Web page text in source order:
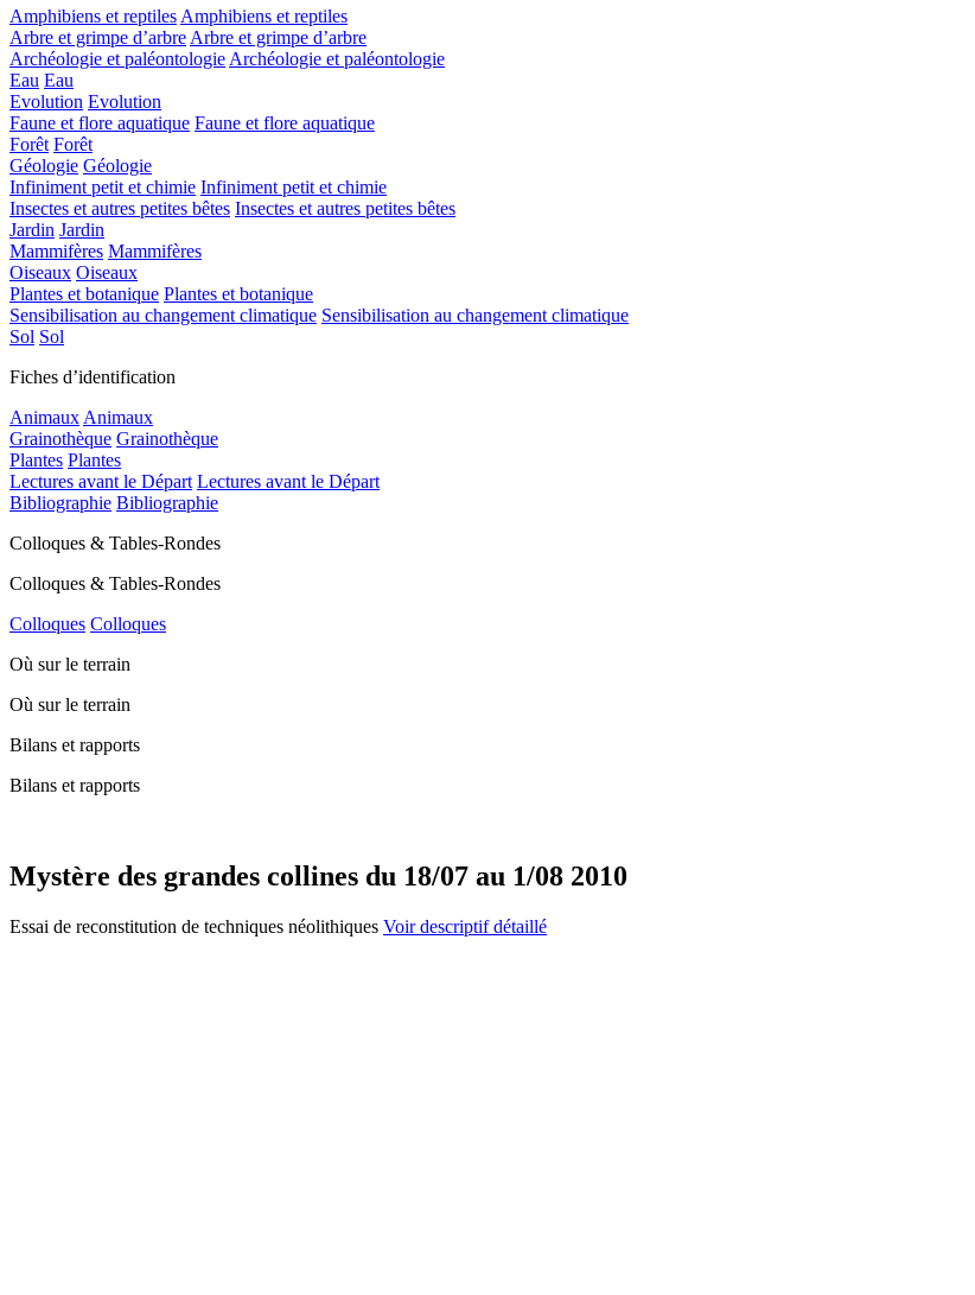
Amphibiens et reptiles Amphibiens et reptiles
Arbre et grimpe d’arbre Arbre et grimpe d’arbre
Archéologie et paléontologie Archéologie et paléontologie
Eau Eau
Evolution Evolution
Faune et flore aquatique Faune et flore aquatique
Forêt Forêt
Géologie Géologie
Infiniment petit et chimie Infiniment petit et chimie
Insectes et autres petites bêtes Insectes et autres petites bêtes
Jardin Jardin
Mammifères Mammifères
Oiseaux Oiseaux
Plantes et botanique Plantes et botanique
Sensibilisation au changement climatique Sensibilisation au changement climatique
Sol Sol
Fiches d’identification
Animaux Animaux
Grainothèque Grainothèque
Plantes Plantes
Lectures avant le Départ Lectures avant le Départ
Bibliographie Bibliographie
Colloques & Tables-Rondes
Colloques & Tables-Rondes
Colloques Colloques
Où sur le terrain
Où sur le terrain
Bilans et rapports
Bilans et rapports
Mystère des grandes collines du 18/07 au 1/08 2010
Essai de reconstitution de techniques néolithiques Voir descriptif détaillé